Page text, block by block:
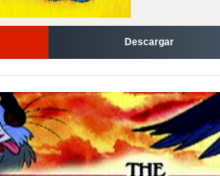
Descargar